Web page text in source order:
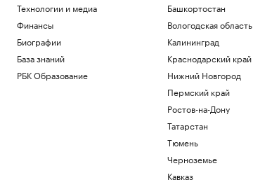
Технологии и медиа
Финансы
Биографии
База знаний
РБК Образование
Башкортостан
Вологодская область
Калининград
Краснодарский край
Нижний Новгород
Пермский край
Ростов-на-Дону
Татарстан
Тюмень
Черноземье
Кавказ